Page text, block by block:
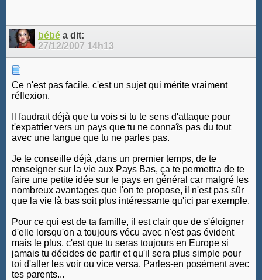
bébé a dit:
27/12/2007 14h13
Ce n'est pas facile, c'est un sujet qui mérite vraiment
réflexion.
Il faudrait déjà que tu vois si tu te sens d'attaque pour
t'expatrier vers un pays que tu ne connaîs pas du tout
avec une langue que tu ne parles pas.
Je te conseille déjà ,dans un premier temps, de te
renseigner sur la vie aux Pays Bas, ça te permettra de te
faire une petite idée sur le pays en général car malgré les
nombreux avantages que l'on te propose, il n'est pas sûr
que la vie là bas soit plus intéressante qu'ici par exemple.
Pour ce qui est de ta famille, il est clair que de s'éloigner
d'elle lorsqu'on a toujours vécu avec n'est pas évident
mais le plus, c'est que tu seras toujours en Europe si
jamais tu décides de partir et qu'il sera plus simple pour
toi d'aller les voir ou vice versa. Parles-en posément avec
tes parents...